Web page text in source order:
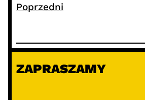
Poprzedni
ZAPRASZAMY